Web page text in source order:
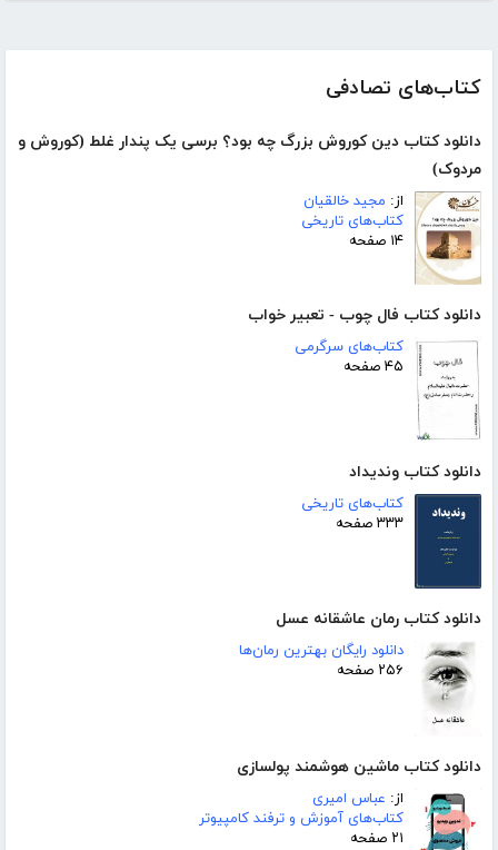
کتاب‌های تصادفی
دانلود کتاب دین کوروش بزرگ چه بود؟ برسی یک پندار غلط (کوروش و
مردوک)
از: مجید خالقیان
کتاب‌های تاریخی
۱۴ صفحه
دانلود کتاب فال چوب - تعبیر خواب
کتاب‌های سرگرمی
۴۵ صفحه
دانلود کتاب وندیداد
کتاب‌های تاریخی
۳۳۳ صفحه
دانلود کتاب رمان عاشقانه عسل
دانلود رایگان بهترین رمان‌ها
۲۵۶ صفحه
دانلود کتاب ماشین هوشمند پولسازی
از: عباس امیری
کتاب‌های آموزش و ترفند کامپیوتر
۲۱ صفحه